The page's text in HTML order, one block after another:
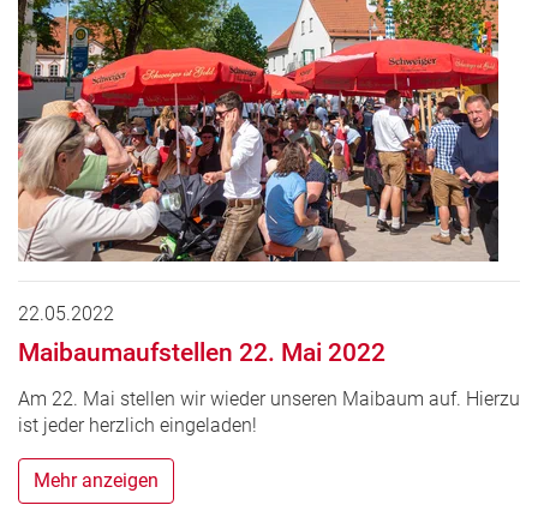
22.05.2022
Maibaumaufstellen 22. Mai 2022
Am 22. Mai stellen wir wieder unseren Maibaum auf. Hierzu
ist jeder herzlich eingeladen!
Mehr anzeigen